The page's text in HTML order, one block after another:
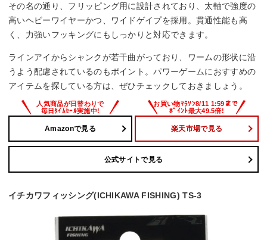
その名の通り、フリッピング用に設計されており、太軸で強度の
高いヘビーワイヤーかつ、ワイドゲイプを採用。貫通性能も高
く、力強いフッキングにもしっかりと対応できます。
ラインアイからシャンクが若干曲がっており、ワームの形状に沿
うよう配慮されているのもポイント。パワーゲームにおすすめの
アイテムを探している方は、ぜひチェックしておきましょう。
Amazonで見る 楽天市場で見る
公式サイトで見る
イチカワフィッシング(ICHIKAWA FISHING) TS-3